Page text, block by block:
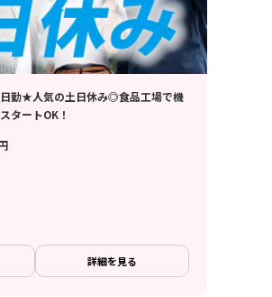
日勤★人気の土日休み◎食品工場で機
タートOK！
詳細を見る